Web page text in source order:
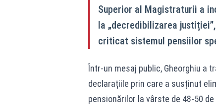
Superior al Magistraturii a
la „decredibilizarea
criticat sistemul pensiilor
Într-un mesaj public, Gheorghiu a
declarațiile prin care a susținut
pensionărilor la vârste de 48-50 de